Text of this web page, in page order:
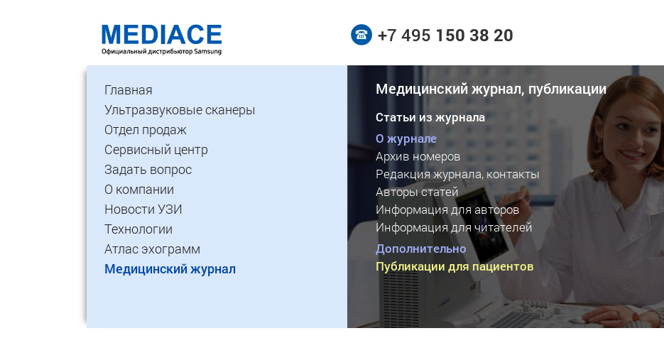
+7 495 150 38 20
Главная
Ультразвуковые сканеры
Отдел продаж
Сервисный центр
Задать вопрос
О компании
Новости УЗИ
Технологии
Атлас эхограмм
Медицинский журнал
Медицинский журнал, публикации
Статьи из журнала
О журнале
Архив номеров
Редакция журнала, контакты
Авторы статей
Информация для авторов
Информация для читателей
Дополнительно
Публикации для пациентов